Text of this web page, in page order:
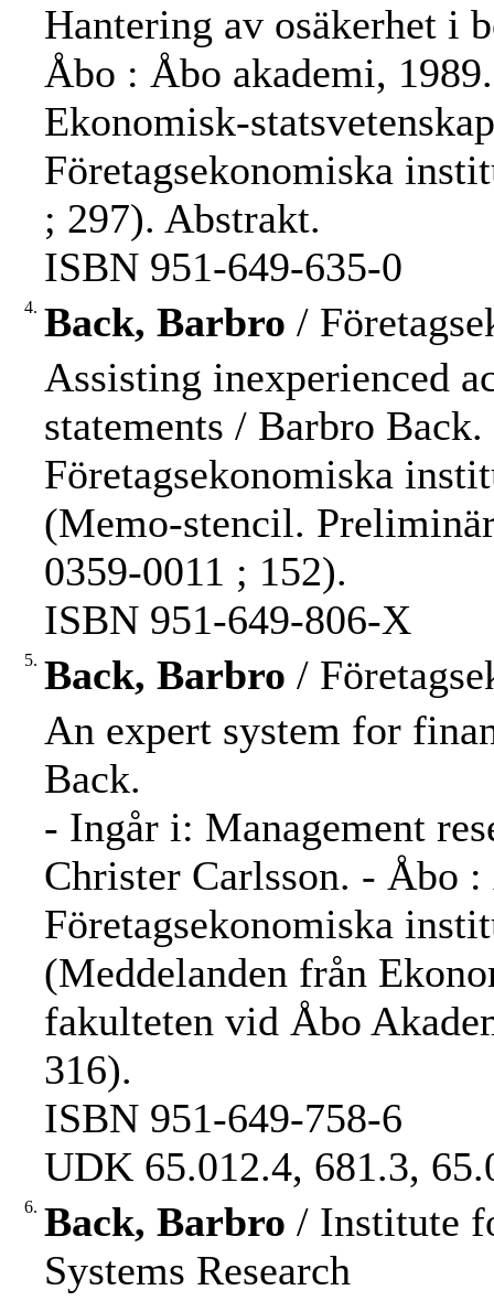
Hantering av osäkerhet i
Åbo : Åbo akademi,
Ekonomisk-
Företagsekonomiska
; 297). Abstrakt.
ISBN 951-649-635-0
4. Back, Barbro /
Assisting inexperienced
statements / Barbro
Företagsekonomiska
(Memo-stencil.
0359-0011 ; 152).
ISBN 951-649-806-X
5. Back, Barbro /
An expert system for
Back.
- Ingår i: Management
Christer Carlsson. - Åbo
Företagsekonomiska
(Meddelanden från
fakulteten vid Åbo
316).
ISBN 951-649-758-6
UDK 65.012.4, 681.3,
6. Back, Barbro / Institute
Systems Research